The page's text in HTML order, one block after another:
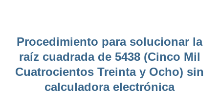
Procedimiento para solucionar la
raíz cuadrada de 5438 (Cinco Mil
Cuatrocientos Treinta y Ocho) sin
calculadora electrónica